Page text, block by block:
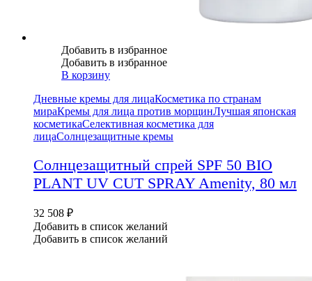
Добавить в избранное
Добавить в избранное
В корзину
Дневные кремы для лицаКосметика по странам
мираКремы для лица против морщинЛучшая японская
косметикаСелективная косметика для
лицаСолнцезащитные кремы
Cолнцезащитный спрей SPF 50 BIO
PLANT UV CUT SPRAY Amenity, 80 мл
32 508 ₽
Добавить в список желаний
Добавить в список желаний